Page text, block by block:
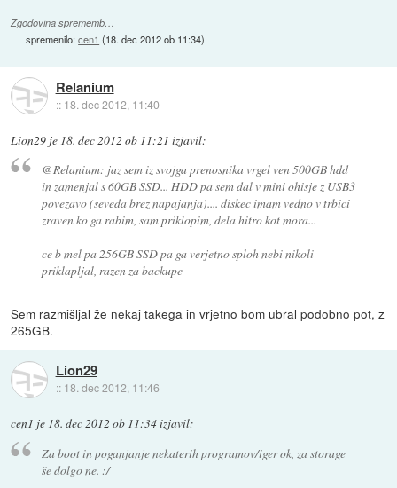
Zgodovina sprememb…
spremenilo:cen1 (18. dec 2012 ob 11:34)
Relanium
:: 18. dec 2012, 11:40
Lion29 je 18. dec 2012 ob 11:21 izjavil:
@Relanium: jaz sem iz svojga prenosnika vrgel ven 500GB hdd
in zamenjal s 60GB SSD... HDD pa sem dal v mini ohisje z USB3
povezavo (seveda brez napajanja).... diskec imam vedno v trbici
zraven ko ga rabim, sam priklopim, dela hitro kot mora...
ce b mel pa 256GB SSD pa ga verjetno sploh nebi nikoli
priklapljal, razen za backupe
Sem razmišljal že nekaj takega in vrjetno bom ubral podobno pot, z
265GB.
Lion29
:: 18. dec 2012, 11:46
cen1 je 18. dec 2012 ob 11:34izjavil:
Za boot in poganjanje nekaterih programov/iger ok, za storage
še dolgo ne. :/